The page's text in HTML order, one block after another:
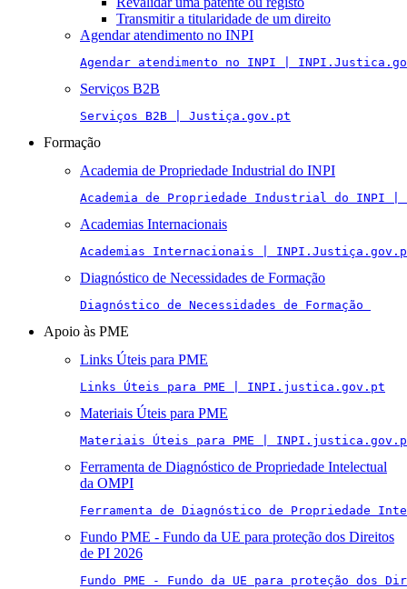
Transmitir a titularidade de um direito
Agendar atendimento no INPI
Agendar atendimento no INPI |
Serviços B2B
Serviços B2B | Justiça.gov.pt
Formação
Academia de Propriedade Industrial do INPI
Academia de Propriedade Industrial do INPI
Academias Internacionais
Academias Internacionais |
Diagnóstico de Necessidades de Formação
Diagnóstico de Necessidades de Formação
Apoio às PME
Links Úteis para PME
Links Úteis para PME | INPI.justica.gov.pt
Materiais Úteis para PME
Materiais Úteis para PME |
Ferramenta de Diagnóstico de Propriedade Intelectual
da OMPI
Ferramenta de Diagnóstico de Propriedade
Fundo PME - Fundo da UE para proteção dos Direitos
de PI 2026
Fundo PME - Fundo da UE para proteção